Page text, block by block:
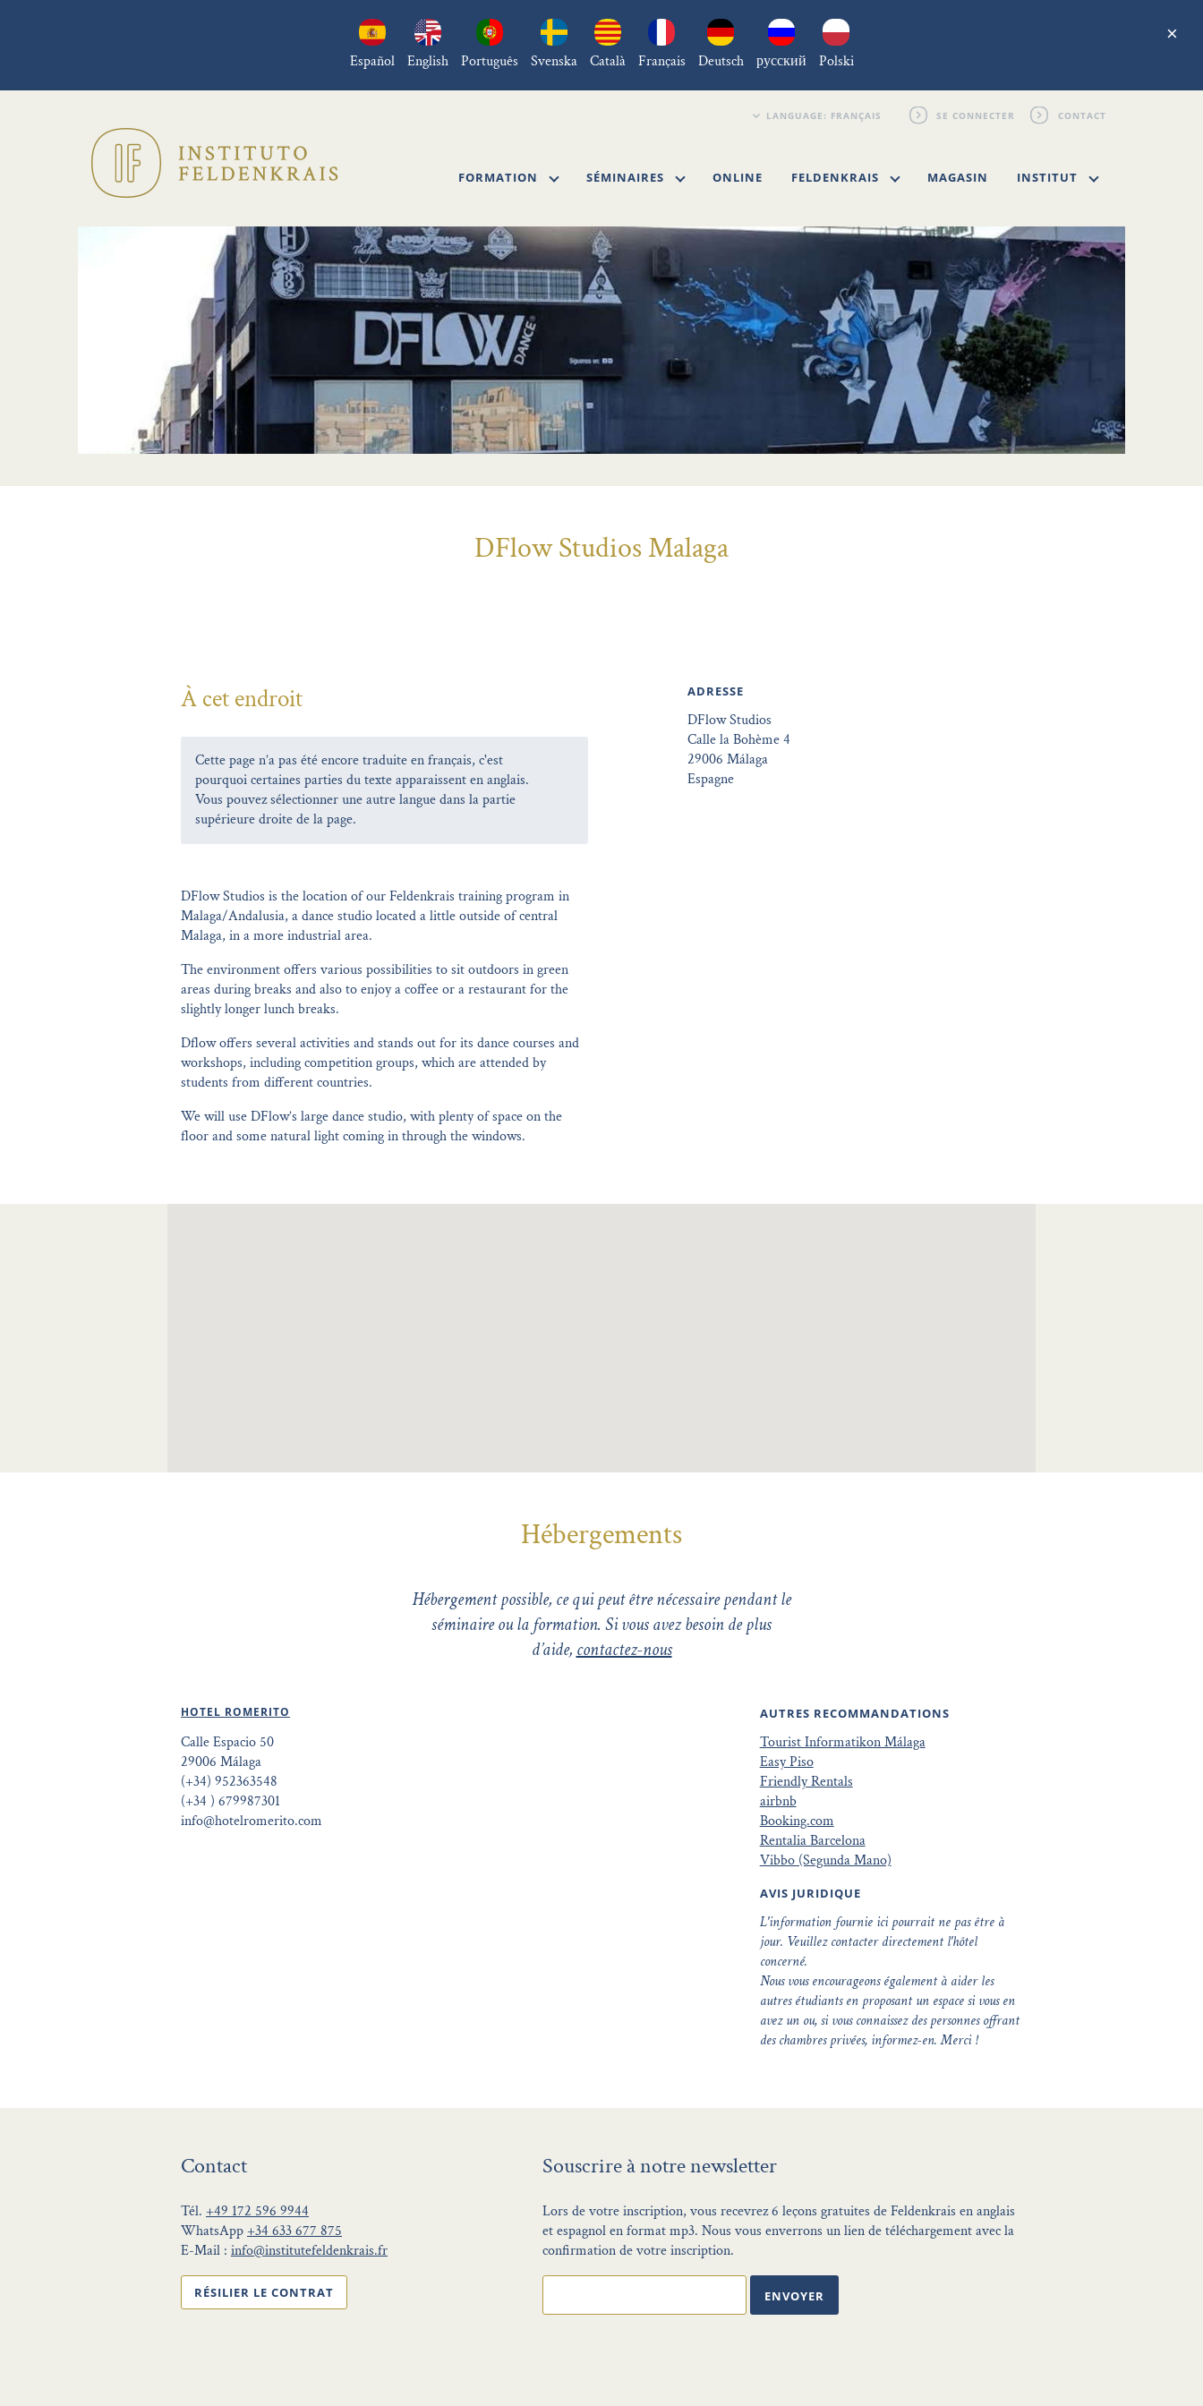
Español English Português Svenska Català Français Deutsch русский Polski
×
SE CONNECTER CONTACT
FORMATION SÉMINAIRES ONLINE FELDENKRAIS MAGASIN INSTITUT
DFlow Studios Malaga
À cet endroit
Cette page n’a pas été encore traduite en français, c'est
pourquoi certaines parties du texte apparaissent en anglais.
Vous pouvez sélectionner une autre langue dans la partie
supérieure droite de la page.
DFlow Studios is the location of our Feldenkrais training program in
Malaga/Andalusia, a dance studio located a little outside of central
Malaga, in a more industrial area.
The environment offers various possibilities to sit outdoors in green
areas during breaks and also to enjoy a coffee or a restaurant for the
slightly longer lunch breaks.
Dflow offers several activities and stands out for its dance courses and
workshops, including competition groups, which are attended by
students from different countries.
We will use DFlow’s large dance studio, with plenty of space on the
floor and some natural light coming in through the windows.
ADRESSE
DFlow Studios
Calle la Bohème 4
29006 Málaga
Espagne
Hébergements
Hébergement possible, ce qui peut être nécessaire pendant le
séminaire ou la formation. Si vous avez besoin de plus
d’aide, contactez-nous
HOTEL ROMERITO
Calle Espacio 50
29006 Málaga
(+34) 952363548
(+34 ) 679987301
info@hotelromerito.com
AUTRES RECOMMANDATIONS
Tourist Informatikon Málaga
Easy Piso
Friendly Rentals
airbnb
Booking.com
Rentalia Barcelona
Vibbo (Segunda Mano)
AVIS JURIDIQUE
L'information fournie ici pourrait ne pas être à
jour. Veuillez contacter directement l'hôtel
concerné.
Nous vous encourageons également à aider les
autres étudiants en proposant un espace si vous en
avez un ou, si vous connaissez des personnes offrant
des chambres privées, informez-en. Merci !
Contact
Tél. +49 172 596 9944
WhatsApp +34 633 677 875
E-Mail : info@institutefeldenkrais.fr
RÉSILIER LE CONTRAT
Souscrire à notre newsletter
Lors de votre inscription, vous recevrez 6 leçons gratuites de Feldenkrais en anglais
et espagnol en format mp3. Nous vous enverrons un lien de téléchargement avec la
confirmation de votre inscription.
ENVOYER